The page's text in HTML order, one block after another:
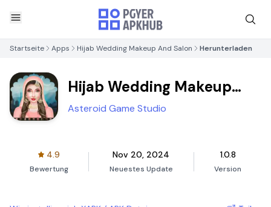
Startseite Apps Hijab Wedding Makeup And Salon Herunterladen
Hijab Wedding Makeup
And Salon
Asteroid Game Studio
4.9
Bewertung
Nov 20, 2024
Neuestes Update
1.0.8
Version